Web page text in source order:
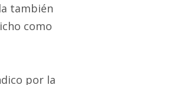
también
como
por la